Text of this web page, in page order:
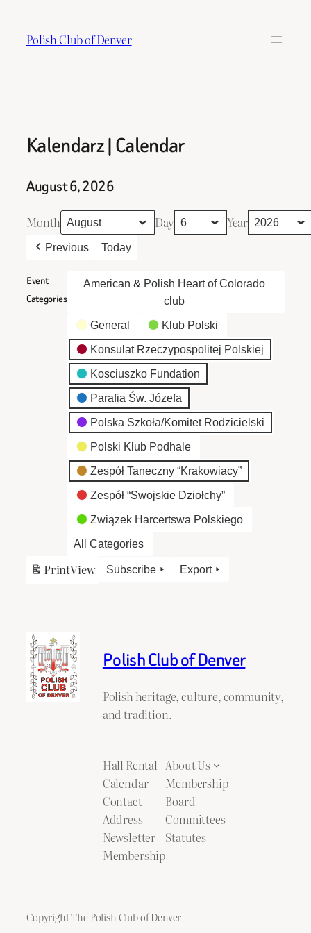
content
Polish Club of Denver
Kalendarz | Calendar
August 6, 2026
Month Day Year
Previous Today
Event
Categories
American & Polish Heart of Colorado
club
General Klub Polski
Konsulat Rzeczypospolitej Polskiej
Kosciuszko Fundation
Parafia Św. Józefa
Polska Szkoła/Komitet Rodzicielski
Polski Klub Podhale
Zespół Taneczny “Krakowiacy”
Zespół “Swojskie Dziołchy”
Związek Harcertswa Polskiego
All Categories
PrintView Subscribe Export
Polish Club of Denver
Polish heritage, culture, community,
and tradition.
Hall Rental
Calendar
Contact
Address
Newsletter
Membership
About Us
Membership
Board
Committees
Statutes
Copyright The Polish Club of Denver